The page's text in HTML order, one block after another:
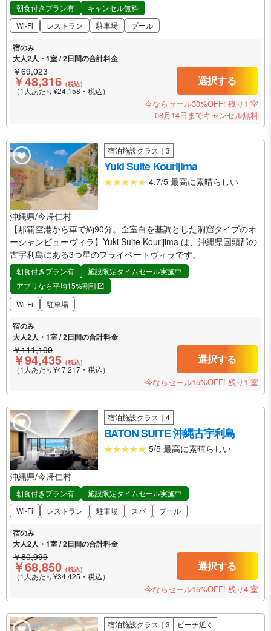
朝食付きプラン有
キャンセル無料
Wi-Fi
レストラン 駐車場 プール
宿のみ
大人2人・1室 / 2日間の合計料金
￥69,023
￥48,316 （税込）
（1人あたり¥24,158・税込）
選択する
今ならセール30%OFF! 残り1 室
08月14日までキャンセル無料
宿泊施設クラス｜3
Yuki Suite Kourijima
4.7/5 最高に素晴らしい
沖縄県/今帰仁村
【那覇空港から車で約90分。全室白を基調とした洞窟タイプのオ
ーシャンビューヴィラ】Yuki Suite Kourijima は、沖縄県国頭郡の
古宇利島にある3つ星のプライベートヴィラです。
朝食付きプラン有
施設限定タイムセール実施中
アプリなら平均15%割引
Wi-Fi
駐車場
宿のみ
大人2人・1室 / 2日間の合計料金
￥111,100
￥94,435 （税込）
（1人あたり¥47,217・税込）
選択する
今ならセール15%OFF! 残り1 室
宿泊施設クラス｜4
BATON SUITE 沖縄古宇利島
5/5 最高に素晴らしい
沖縄県/今帰仁村
朝食付きプラン有
施設限定タイムセール実施中
Wi-Fi
レストラン 駐車場 スパ プール
宿のみ
大人2人・1室 / 2日間の合計料金
￥80,999
￥68,850 （税込）
（1人あたり¥34,425・税込）
選択する
今ならセール15%OFF! 残り4 室
宿泊施設クラス｜3 ビーチ近く